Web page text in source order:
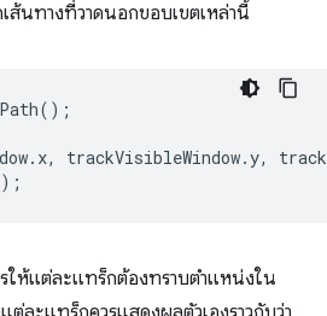
ส้นทางที่วาดนอกขอบเขตเหล่านี้
();
. x, trackVisibleWindow.y,
ให้แต่ละแทร็กต้องทราบตำแหน่งใน